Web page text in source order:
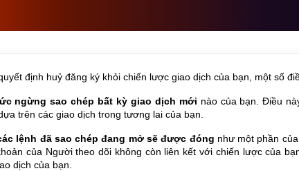
định huỷ đăng ký khỏi chiến lược giao dịch của bạn, một số
ngừng sao chép bất kỳ giao dịch mới nào của bạn. Điều
trên các giao dịch trong tương lai của bạn.
lệnh đã sao chép đang mở sẽ được đóng như một phần
của Người theo dõi không còn liên kết với chiến lược của
dịch của bạn.